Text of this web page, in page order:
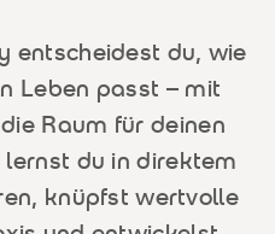
entscheidest du, wie
Leben passt – mit
Raum für deinen
du in direktem
knüpfst wertvolle